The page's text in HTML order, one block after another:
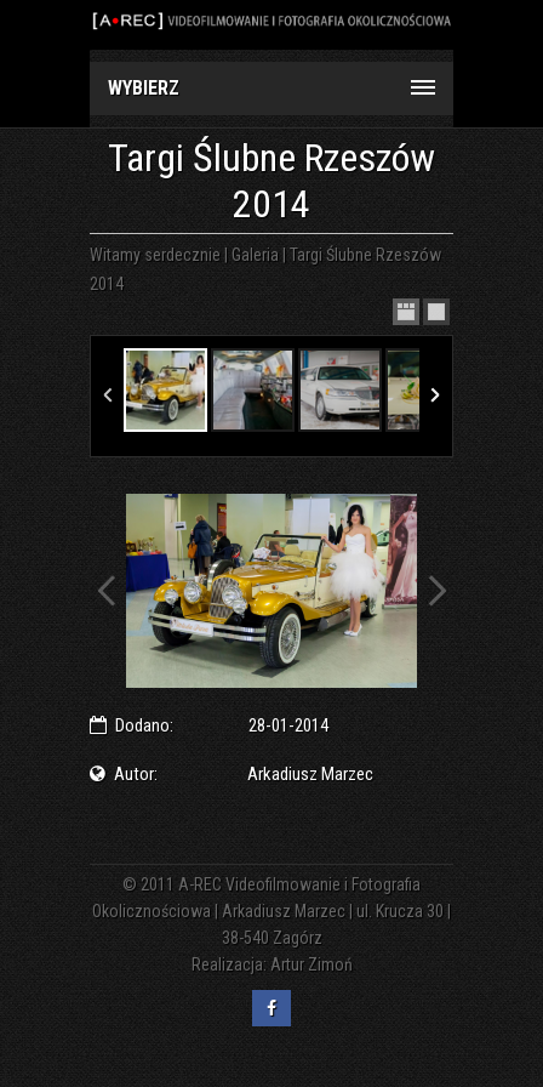
WYBIERZ
Targi Ślubne Rzeszów
2014
Witamy serdecznie | Galeria |Targi Ślubne Rzeszów
2014
Dodano: 28-01-2014
Autor: Arkadiusz Marzec
© 2011 A-REC Videofilmowanie i Fotografia
Okolicznościowa | Arkadiusz Marzec | ul. Krucza 30 |
38-540 Zagórz
Realizacja: Artur Zimoń